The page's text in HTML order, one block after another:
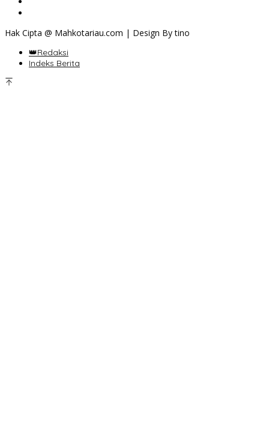
Hak Cipta @ Mahkotariau.com | Design By tino
👑Redaksi
Indeks Berita